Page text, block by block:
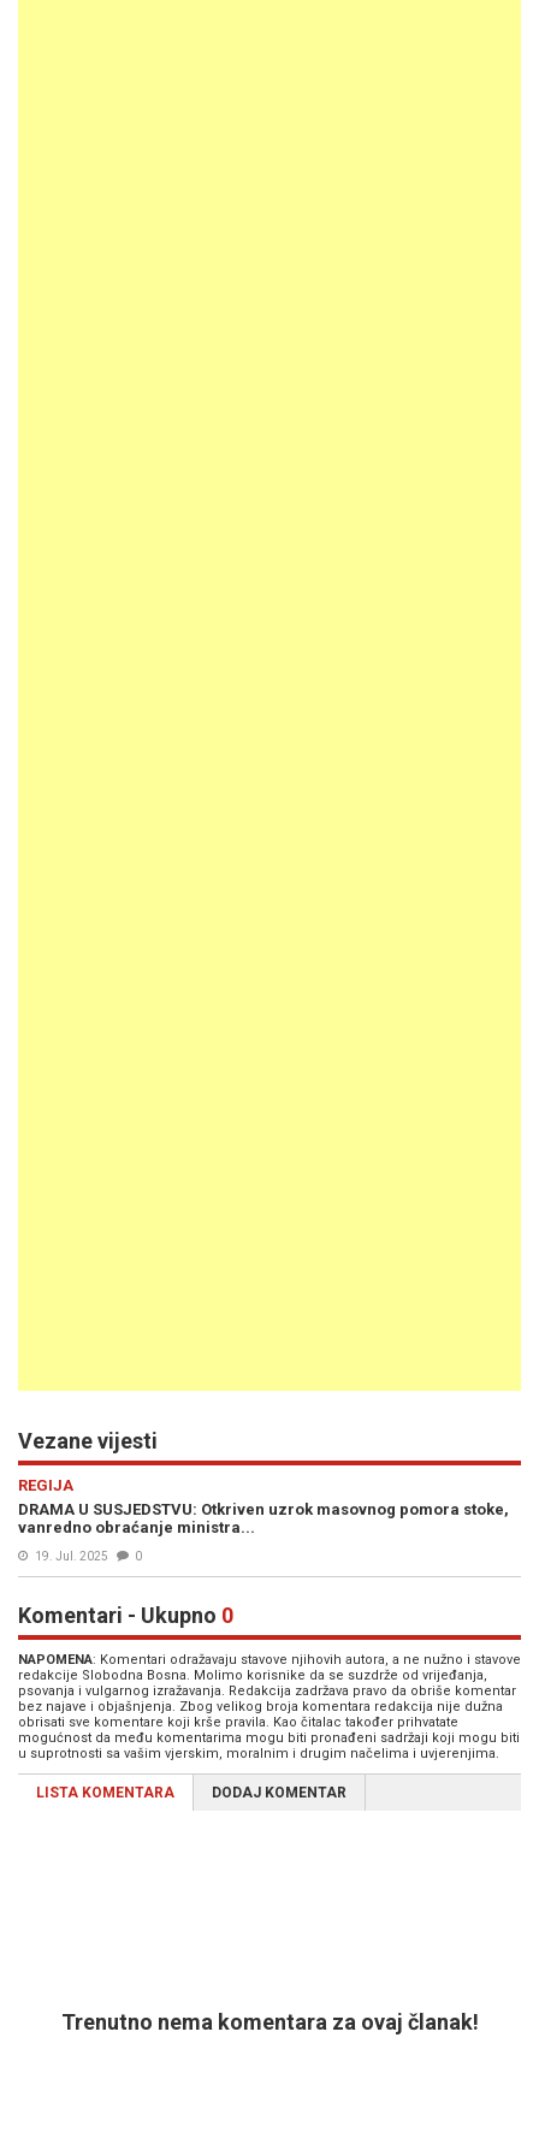
Vezane vijesti
REGIJA
DRAMA U SUSJEDSTVU: Otkriven uzrok masovnog pomora stoke,
vanredno obraćanje ministra...
19. Jul. 2025 0
Komentari - Ukupno 0
NAPOMENA: Komentari odražavaju stavove njihovih autora, a ne nužno i stavove
redakcije Slobodna Bosna. Molimo korisnike da se suzdrže od vrijeđanja,
psovanja i vulgarnog izražavanja. Redakcija zadržava pravo da obriše komentar
bez najave i objašnjenja. Zbog velikog broja komentara redakcija nije dužna
obrisati sve komentare koji krše pravila. Kao čitalac također prihvatate
mogućnost da među komentarima mogu biti pronađeni sadržaji koji mogu biti
u suprotnosti sa vašim vjerskim, moralnim i drugim načelima i uvjerenjima.
LISTA KOMENTARA DODAJ KOMENTAR
Trenutno nema komentara za ovaj članak!